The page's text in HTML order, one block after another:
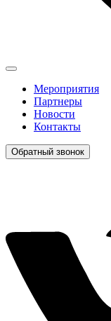
Мероприятия
Партнеры
Новости
Контакты
Обратный звонок